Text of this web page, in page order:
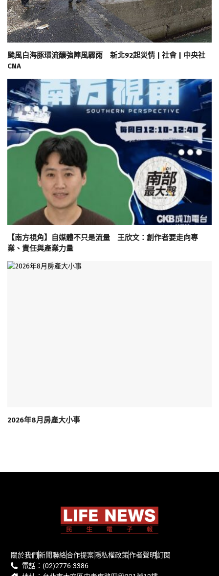
颱風白海豚環流釀強陣風驟雨 新北92起災情 | 社會 | 中央社
CNA
【南方視角】自媒體不只是流量 王欣文：創作者要走向專
業、責任與產業力量
2026年8月房產大小事
關於我們新聞聯絡合作提案隱私權政策作者聲明訂閱
電話：(02)2776-3386